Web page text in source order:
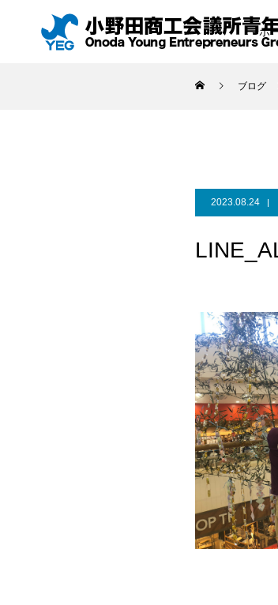
ホ
ブログ
2023.08.24